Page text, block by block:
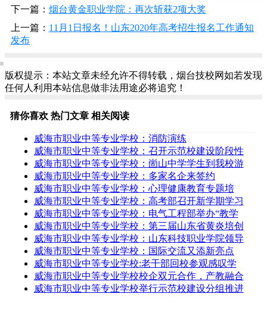
下一篇： 烟台黄金职业学院：再次斩获2项大奖
上一篇： 11月1日报名！山东2020年高考招生报名工作通知
发布
版权提示：本站文章未经允许不得转载，烟台技校网如若发现
任何人利用本站信息做非法用途必将追究！
猜你喜欢 热门文章 相关阅读
威海市职业中等专业学校：消防演练
威海市职业中等专业学校：召开示范校建设阶段性
威海市职业中等专业学校：崮山中学学生到我校游
威海市职业中等专业学校：多家名企来签约
威海市职业中等专业学校：心理健康教育专题培
威海市职业中等专业学校：高考部召开新学期学习
威海市职业中等专业学校：电气工程部举办“教学
威海市职业中等专业学校：第三届山东省黄炎培创
威海市职业中等专业学校：山东科技职业学院领导
威海市职业中等专业学校：国际交流又添新亮点
威海市职业中等专业学校:老干部回校参观感叹学
威海市职业中等专业学校校企双元合作，产教融合
威海市职业中等专业学校举行示范校建设分组推进